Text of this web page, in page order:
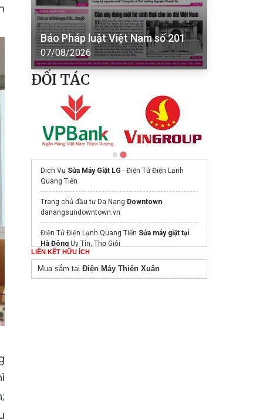
Báo Pháp luật Việt Nam số 201
07/08/2026
ĐỐI TÁC
Dich Vụ Sửa Máy Giặt LG - Điện Tử Điện Lạnh
Quang Tiến
Trang chủ đầu tư Da Nang Downtown
danangsundowntown.vn
Điện Tử Điện Lạnh Quang Tiến Sửa máy giặt tại
Hà Đông Uy Tín, Thợ Giỏi
LIÊN KẾT HỮU ÍCH
Mua sắm tại Điện Máy Thiên Xuân